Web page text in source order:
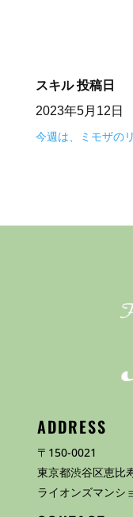
スキル 投稿日
2023年5月12日
今週は、ミモザの
ADDRESS
〒150-0021
東京都渋谷区恵比
ライオンズマンシ